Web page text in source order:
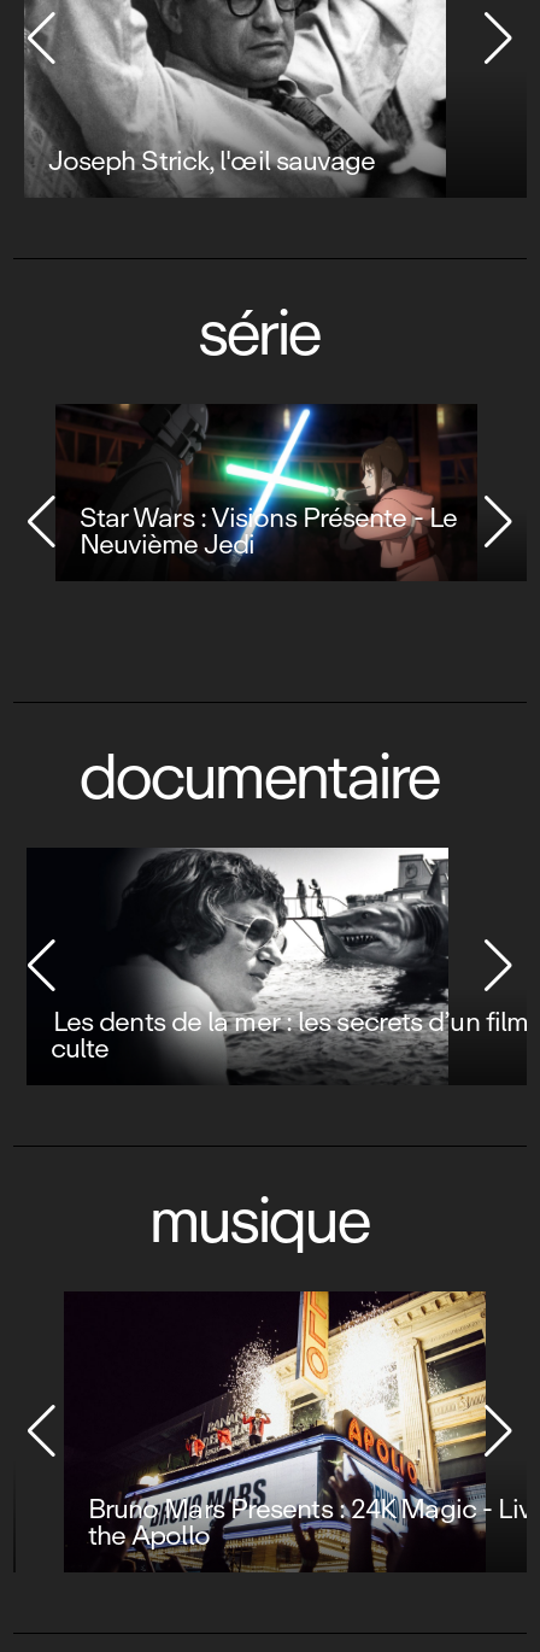
Joseph Strick, l'œil sauvage
série
Star Wars : Visions Présente - Le
Neuvième Jedi
documentaire
Les dents de la mer : les secrets d’un film
culte
musique
Bruno Mars Presents : 24K Magic - Live at
the Apollo